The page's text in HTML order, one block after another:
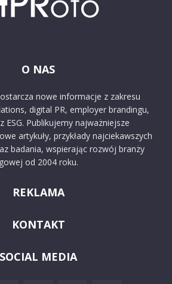
O NAS
nowe informacje z zakresu
digital PR, employer brandingu,
ESG. Publikujemy najważniejsze
artykuły, przykłady najciekawszych
badania, wspierając rozwój branży
od 2004 roku.
REKLAMA
KONTAKT
SOCIAL MEDIA